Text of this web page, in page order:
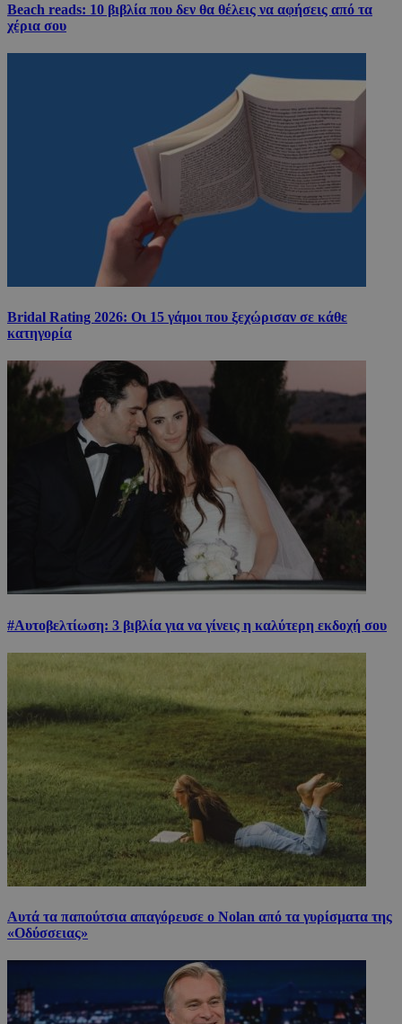
Beach reads: 10 βιβλία που δεν θα θέλεις να αφήσεις από τα
χέρια σου
Bridal Rating 2026: Οι 15 γάμοι που ξεχώρισαν σε κάθε
κατηγορία
#Αυτοβελτίωση: 3 βιβλία για να γίνεις η καλύτερη εκδοχή σου
Αυτά τα παπούτσια απαγόρευσε ο Nolan από τα γυρίσματα της
«Οδύσσειας»